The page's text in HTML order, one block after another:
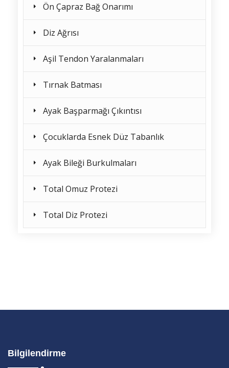
Ön Çapraz Bağ Onarımı
Diz Ağrısı
Aşil Tendon Yaralanmaları
Tırnak Batması
Ayak Başparmağı Çıkıntısı
Çocuklarda Esnek Düz Tabanlık
Ayak Bileği Burkulmaları
Total Omuz Protezi
Total Diz Protezi
Bilgilendirme